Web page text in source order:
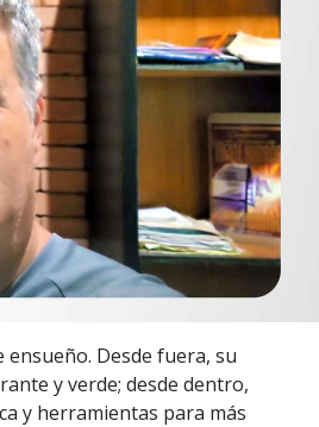
Los Niños
La Ética y
La
Los
Los
ensueño. Desde fuera, su
y verde; desde dentro,
y herramientas para más